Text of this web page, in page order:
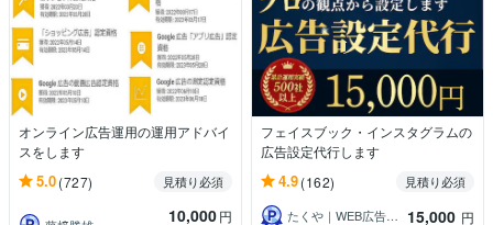
オンライン広告運用の運用アドバイ
スをします
5.0(727) 見積り必須
10,000円
フェイスブック・インスタグラムの
広告設定代行します
4.9(162)
見積り必須
たくや｜WEB広告運用・マーケティング
15,000 円